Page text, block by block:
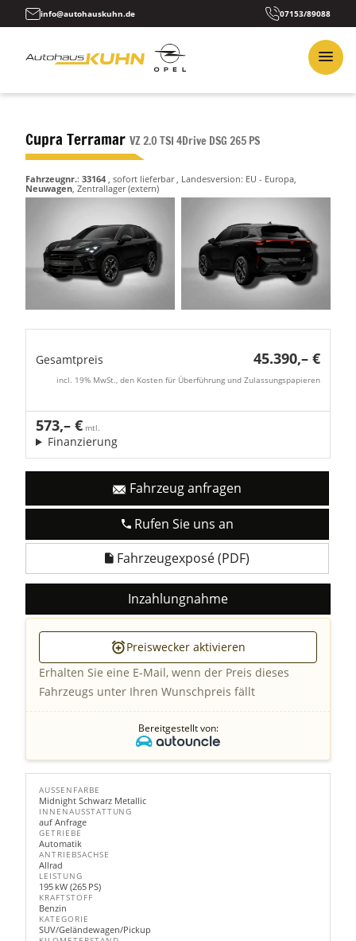
info@autohauskuhn.de 07153/89088
Cupra Terramar VZ 2.0 TSI 4Drive DSG 265 PS
Fahrzeugnr.: 33164 , sofort lieferbar, Landesversion: EU - Europa,
Neuwagen, Zentrallager (extern)
Gesamtpreis 45.390,– €
incl. 19% MwSt., den Kosten für Überführung und Zulassungspapieren
573,– € mtl.
Finanzierung
Rufen Sie uns an
Fahrzeug anfragen
Fahrzeugexposé (PDF)
Inzahlungnahme
Preiswecker aktivieren
Erhalten Sie eine E-Mail, wenn der Preis dieses
Fahrzeugs unter Ihren Wunschpreis fällt
Bereitgestellt von:
AUSSENFARBE
Midnight Schwarz Metallic
INNENAUSSTATTUNG
auf Anfrage
GETRIEBE
Automatik
ANTRIEBSACHSE
Allrad
LEISTUNG
195 kW (265 PS)
KRAFTSTOFF
Benzin
KATEGORIE
SUV/Geländewagen/Pickup